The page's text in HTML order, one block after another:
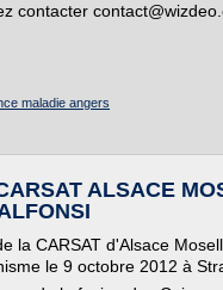
contacter
maladie angers
ALSACE
la CARSAT d'Alsace
le 9 octobre 2012 à